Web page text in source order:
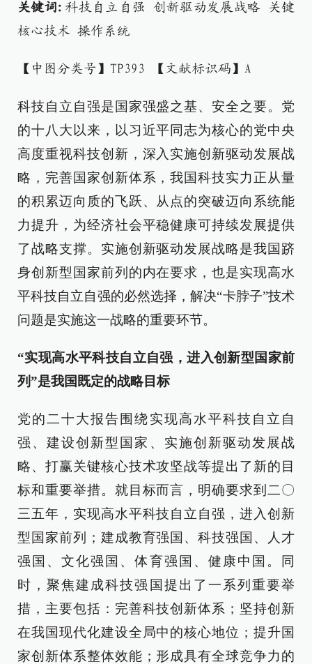
关键词: 科技自立自强 创新驱动发展战略 关键
核心技术 操作系统
【中图分类号】TP393 【文献标识码】A
科技自立自强是国家强盛之基、安全之要。党
的十八大以来，以习近平同志为核心的党中央
高度重视科技创新，深入实施创新驱动发展战
略，完善国家创新体系，我国科技实力正从量
的积累迈向质的飞跃、从点的突破迈向系统能
力提升，为经济社会平稳健康可持续发展提供
了战略支撑。实施创新驱动发展战略是我国跻
身创新型国家前列的内在要求，也是实现高水
平科技自立自强的必然选择，解决“卡脖子”技术
问题是实施这一战略的重要环节。
“实现高水平科技自立自强，进入创新型国家前
列”是我国既定的战略目标
党的二十大报告围绕实现高水平科技自立自
强、建设创新型国家、实施创新驱动发展战
略、打赢关键核心技术攻坚战等提出了新的目
标和重要举措。就目标而言，明确要求到二〇
三五年，实现高水平科技自立自强，进入创新
型国家前列；建成教育强国、科技强国、人才
强国、文化强国、体育强国、健康中国。同
时，聚焦建成科技强国提出了一系列重要举
措，主要包括：完善科技创新体系；坚持创新
在我国现代化建设全局中的核心地位；提升国
家创新体系整体效能；形成具有全球竞争力的